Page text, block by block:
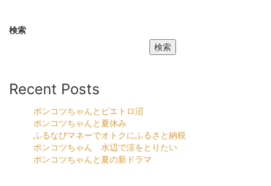
検索
検索
Recent Posts
ポンコツちゃんとピエトロ沼
ポンコツちゃんと夏休み
ふるなびマネーでオトクにふるさと納税
ポンコツちゃん 水辺で涼をとりたい
ポンコツちゃんと夏の新ドラマ